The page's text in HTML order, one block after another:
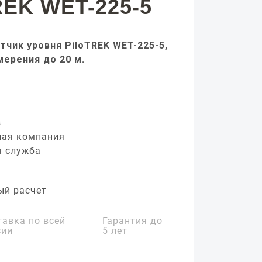
WET-225-5
уровня PiloTREK WET-225-5,
до 20 м.
компания
служба
расчет
по всей
Гарантия до
5 лет